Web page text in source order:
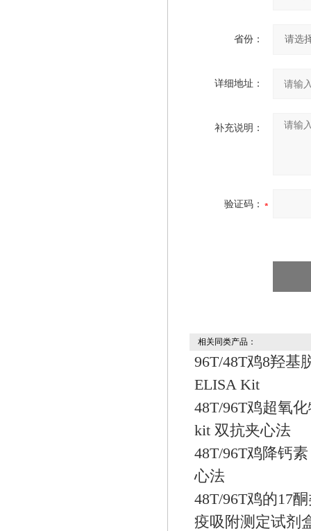
省份：
详细地址：
补充说明：
验证码：
相关同类产品：
96T/48T鸡8羟基
ELISA Kit
48T/96T鸡超氧
kit 双抗夹心法
48T/96T鸡降钙
心法
48T/96T鸡的17
疫吸附测定试剂